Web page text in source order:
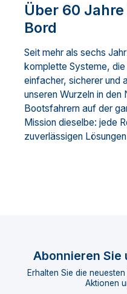
Über 60
Bord
Seit mehr als sechs
komplette Systeme,
einfacher, sicherer und
unseren Wurzeln in den
Bootsfahrern auf der
Mission dieselbe: jede
zuverlässigen
Abonnieren Sie
Erhalten Sie die
Aktionen